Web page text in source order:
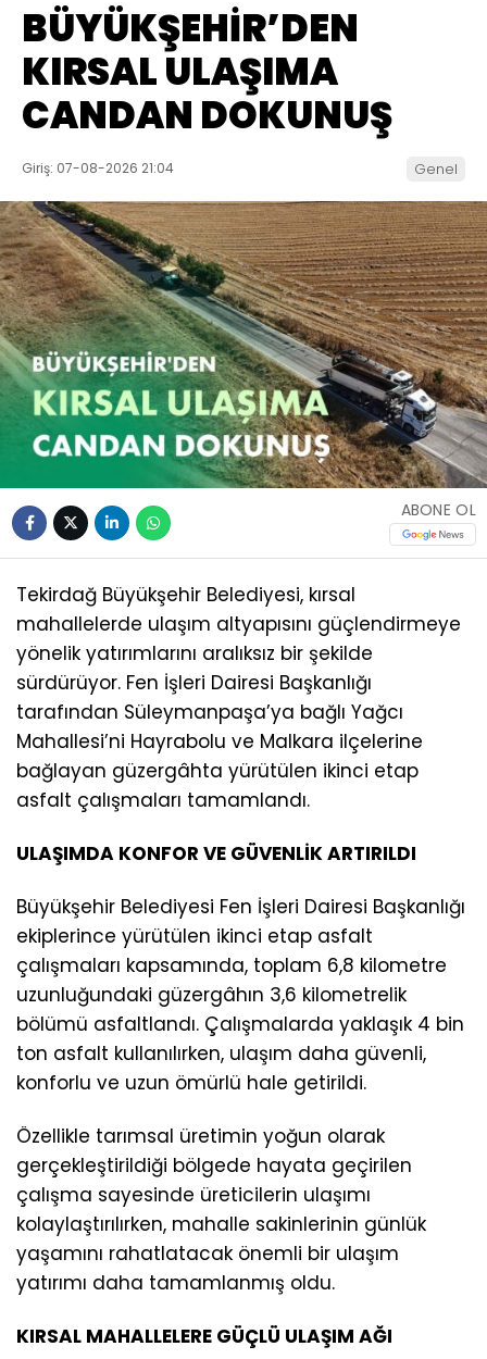
BÜYÜKŞEHİR’DEN
KIRSAL ULAŞIMA
CANDAN DOKUNUŞ
Giriş: 07-08-2026 21:04 Genel
ABONE OL
Tekirdağ Büyükşehir Belediyesi, kırsal
mahallelerde ulaşım altyapısını güçlendirmeye
yönelik yatırımlarını aralıksız bir şekilde
sürdürüyor. Fen İşleri Dairesi Başkanlığı
tarafından Süleymanpaşa’ya bağlı Yağcı
Mahallesi’ni Hayrabolu ve Malkara ilçelerine
bağlayan güzergâhta yürütülen ikinci etap
asfalt çalışmaları tamamlandı.
ULAŞIMDA KONFOR VE GÜVENLİK ARTIRILDI
Büyükşehir Belediyesi Fen İşleri Dairesi Başkanlığı
ekiplerince yürütülen ikinci etap asfalt
çalışmaları kapsamında, toplam 6,8 kilometre
uzunluğundaki güzergâhın 3,6 kilometrelik
bölümü asfaltlandı. Çalışmalarda yaklaşık 4 bin
ton asfalt kullanılırken, ulaşım daha güvenli,
konforlu ve uzun ömürlü hale getirildi.
Özellikle tarımsal üretimin yoğun olarak
gerçekleştirildiği bölgede hayata geçirilen
çalışma sayesinde üreticilerin ulaşımı
kolaylaştırılırken, mahalle sakinlerinin günlük
yaşamını rahatlatacak önemli bir ulaşım
yatırımı daha tamamlanmış oldu.
KIRSAL MAHALLELERE GÜÇLÜ ULAŞIM AĞI